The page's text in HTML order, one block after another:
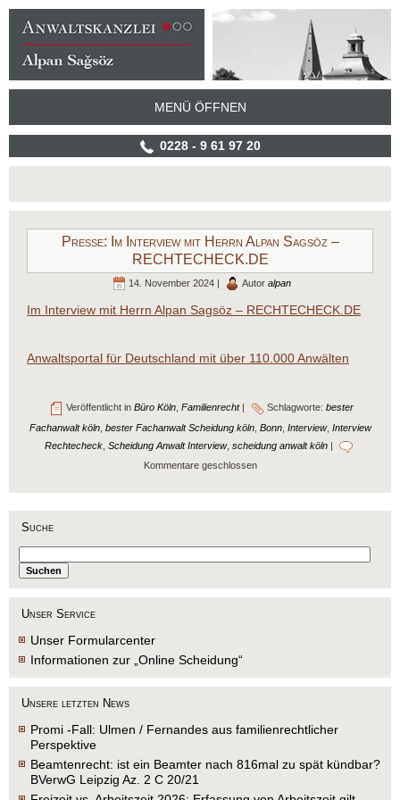
MENÜ ÖFFNEN
0228 - 9 61 97 20
Suche
Unser Service
Unser Formularcenter
Informationen zur „Online Scheidung“
Unsere letzten News
Promi -Fall: Ulmen / Fernandes aus familienrechtlicher
Perspektive
Beamtenrecht: ist ein Beamter nach 816mal zu spät kündbar?
BVerwG Leipzig Az. 2 C 20/21
Presse: Im Interview mit Herrn Alpan Sagsöz –
RECHTECHECK.DE
14. November 2024 | Autor alpan
Im Interview mit Herrn Alpan Sagsöz – RECHTECHECK.DE
Anwaltsportal für Deutschland mit über 110.000 Anwälten
Veröffentlicht in Büro Köln, Familienrecht| Schlagworte: bester
Fachanwalt köln, bester Fachanwalt Scheidung köln, Bonn, Interview, Interview
Rechtecheck Scheidung Anwalt Interview, scheidung anwalt köln |
Kommentare geschlossen